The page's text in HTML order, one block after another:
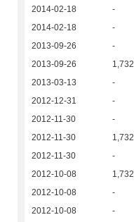
2014-02-18 -
2014-02-18
-
2013-09-26
-
2013-09-26
1,732
2013-03-13
-
2012-12-31
-
2012-11-30
-
2012-11-30
1,732
2012-11-30
-
2012-10-08
1,732
2012-10-08
-
2012-10-08
-